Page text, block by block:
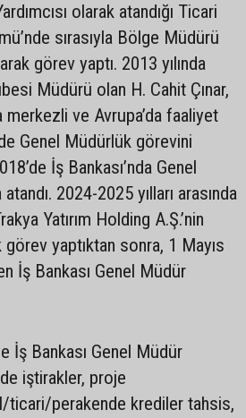
olarak atandığı Ticari
sırasıyla Bölge Müdürü
görev yaptı. 2013 yılında
Müdürü olan H. Cahit Çınar,
merkezli ve Avrupa’da faaliyet
Genel Müdürlük görevini
İş Bankası’nda Genel
atandı. 2024-2025 yılları arasında
Yatırım Holding A.Ş.’nin
yaptıktan sonra, 1 Mayıs
İş Bankası Genel Müdür
İş Bankası Genel Müdür
iştirakler, proje
ticari/perakende krediler tahsis,